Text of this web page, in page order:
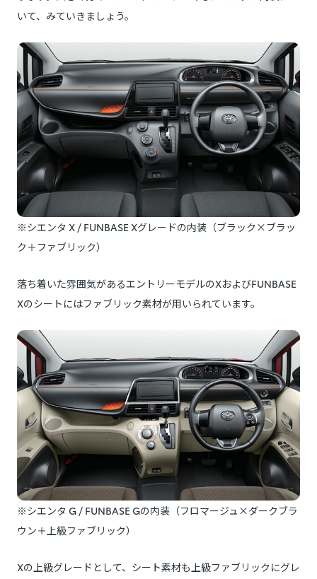
いて、みていきましょう。
※シエンタ X / FUNBASE Xグレードの内装（ブラック×ブラッ
ク＋ファブリック）
落ち着いた雰囲気があるエントリーモデルのXおよびFUNBASE
Xのシートにはファブリック素材が用いられています。
※シエンタ G / FUNBASE Gの内装（フロマージュ×ダークブラ
ウン＋上級ファブリック）
Xの上級グレードとして、シート素材も上級ファブリックにグレ